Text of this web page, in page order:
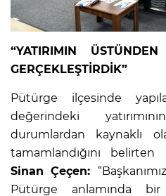
“YATIRIMIN
GERÇEKLEŞTİRDİK”
Pütürge ilçesinde
değerindeki
durumlardan kaynaklı
tamamlandığını belirten
Sinan Çeçen:
Pütürge anlamında bir